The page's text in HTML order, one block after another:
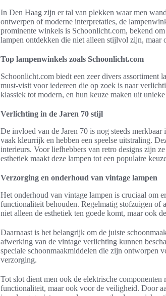
In Den Haag zijn er tal van plekken waar men
ontwerpen of moderne interpretaties, de
prominente winkels is Schoonlicht.com, bekend
lampen ontdekken die niet alleen stijlvol zijn, maar
Top lampenwinkels zoals Schoonlicht.com
Schoonlicht.com biedt een zeer divers assortiment
must-visit voor iedereen die op zoek is naar
klassiek tot modern, en hun keuze maken uit
Verlichting in de Jaren 70 stijl
De invloed van de Jaren 70 is nog steeds
vaak kleurrijk en hebben een speelse uitstraling.
interieurs. Voor liefhebbers van retro designs zijn
esthetiek maakt deze lampen tot een populaire
Verzorging en onderhoud van vintage lampen
Het onderhoud van vintage lampen is cruciaal om
functionaliteit behouden. Regelmatig stofzuigen of
niet alleen de esthetiek ten goede komt, maar ook
Daarnaast is het belangrijk om de juiste
afwerking van de vintage verlichting kunnen
speciale schoonmaakmiddelen die zijn ontworpen
verzorging.
Tot slot dient men ook de elektrische
functionaliteit, maar ook voor de veiligheid. Door